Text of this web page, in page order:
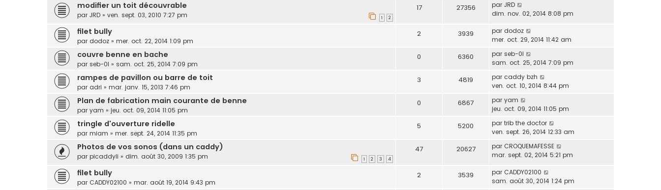
modifier un toit découvrable
par JRD » ven. sept. 03, 2010 7:27 pm 1 2
17 27356 par JRD
dim. nov. 02, 2014 8:08 pm
filet bully
par dodoz » mer. oct. 22, 2014 1:09 pm
2 3939 par dodoz
mer. oct. 29, 2014 11:42 am
couvre benne en bache
par seb-0l » sam. oct. 25, 2014 7:09 pm
0 6360 par seb-0l
sam. oct. 25, 2014 7:09 pm
rampes de pavillon ou barre de toit
par adri » mar. janv. 15, 2013 7:46 pm
3 4819 par caddy bzh
ven. oct. 10, 2014 8:44 pm
Plan de fabrication main courante de benne
par yam » jeu. oct. 09, 2014 11:05 pm
0 6867 par yam
jeu. oct. 09, 2014 11:05 pm
tringle d'ouverture ridelle
par miam » mer. sept. 24, 2014 11:35 pm
5 5200 par trib the doctor
ven. sept. 26, 2014 12:33 am
Photos de vos sonos (dans un caddy)
par picaddyli » dim. août 30, 2009 1:35 pm 1 2 3 4
47 20627 par CROQUEMAFESSE
mar. sept. 02, 2014 5:21 pm
filet bully
par CADDY02100 » mar. août 19, 2014 9:43 pm
2 3539 par CADDY02100
sam. août 30, 2014 1:24 pm